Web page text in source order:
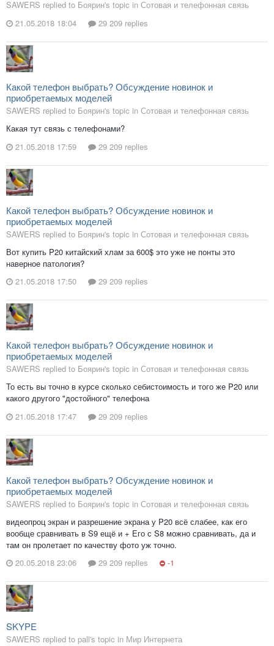
SAWERS replied to Боярин's topic in Сотовая и телефонная связь
21.05.2018 18:04
29 209 replies
Какой телефон выбрать? Обсуждение новинок и
приобретаемых моделей
SAWERS replied to Боярин's topic in Сотовая и телефонная связь
Какая тут связь с телефонами?
21.05.2018 17:59
29 209 replies
Какой телефон выбрать? Обсуждение новинок и
приобретаемых моделей
SAWERS replied to Боярин's topic in Сотовая и телефонная связь
Вот купить P20 китайский хлам за 600$ это уже не понты это
наверное патология?
21.05.2018 17:50
29 209 replies
Какой телефон выбрать? Обсуждение новинок и
приобретаемых моделей
SAWERS replied to Боярин's topic in Сотовая и телефонная связь
То есть вы точно в курсе сколько себистоимость и того же P20 или
какого другого "достойного" телефона
21.05.2018 17:47
29 209 replies
Какой телефон выбрать? Обсуждение новинок и
приобретаемых моделей
SAWERS replied to Боярин's topic in Сотовая и телефонная связь
видеопроц экран и разрешение экрана у P20 всё слабее, как его
вообще сравнивать в S9 ещё и + Его с S8 можно сравнивать, да и
там он пролетает по качеству фото уж точно.
20.05.2018 23:06
29 209 replies -1
SKYPE
SAWERS replied to pall's topic in Мир Интернета